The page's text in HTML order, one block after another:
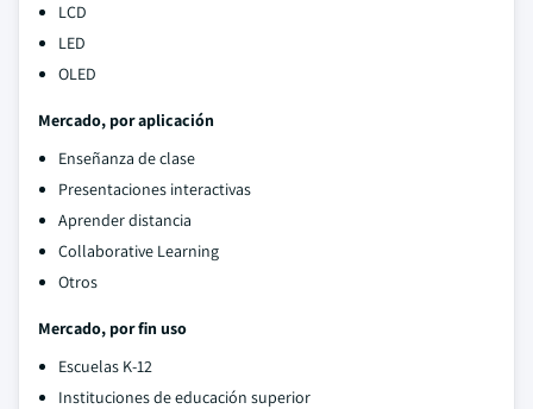
LCD
LED
OLED
Mercado, por aplicación
Enseñanza de clase
Presentaciones interactivas
Aprender distancia
Collaborative Learning
Otros
Mercado, por fin uso
Escuelas K-12
Instituciones de educación superior